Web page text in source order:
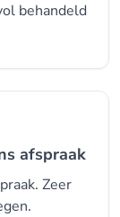
behandeld
afspraak
Zeer